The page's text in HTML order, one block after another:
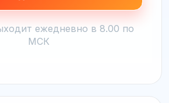
ежедневно в 8.00 по
МСК